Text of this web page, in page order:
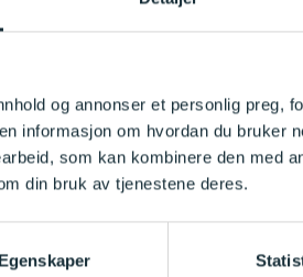
og annonser et personlig preg,
informasjon om hvordan du bruker
som kan kombinere den med
din bruk av tjenestene deres.
Egenskaper